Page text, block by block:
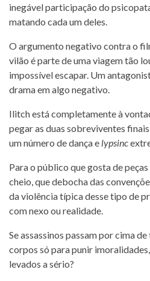
inegável participação do
matando cada um deles.
O argumento negativo contra o
vilão é parte de uma viagem tão
impossível escapar. Um
drama em algo negativo.
Ilitch está completamente à
pegar as duas sobreviventes
um número de dança e lypsinc
Para o público que gosta de
cheio, que debocha das
da violência típica desse tipo de
com nexo ou realidade.
Se assassinos passam por cima
corpos só para punir
levados a sério?